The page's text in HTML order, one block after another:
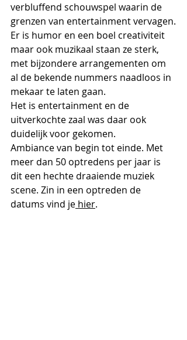
verbluffend schouwspel waarin de
grenzen van entertainment vervagen.
Er is humor en een boel creativiteit
maar ook muzikaal staan ze sterk,
met bijzondere arrangementen om
al de bekende nummers naadloos in
mekaar te laten gaan.
Het is entertainment en de
uitverkochte zaal was daar ook
duidelijk voor gekomen.
Ambiance van begin tot einde. Met
meer dan 50 optredens per jaar is
dit een hechte draaiende muziek
scene. Zin in een optreden de
datums vind je hier.